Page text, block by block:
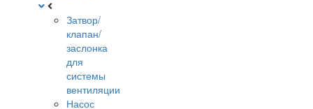
Затвор/
клапан/
заслонка
для
системы
вентиляции
Насос